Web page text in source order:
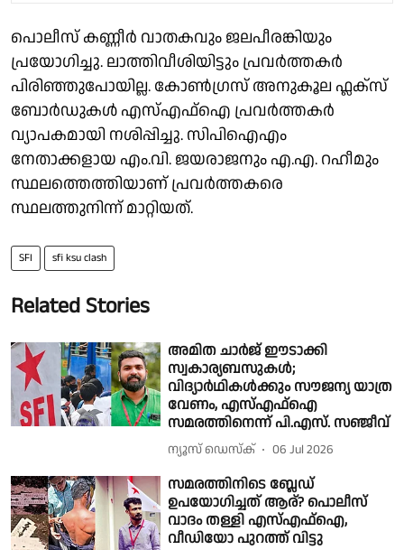
പൊലീസ് കണ്ണീർ വാതകവും ജലപീരങ്കിയും
പ്രയോഗിച്ചു. ലാത്തിവീശിയിട്ടും പ്രവർത്തകർ
പിരിഞ്ഞുപോയില്ല. കോൺഗ്രസ് അനുകൂല ഫ്ലക്സ്
ബോർഡുകൾ എസ്എഫ്ഐ പ്രവർത്തകർ
വ്യാപകമായി നശിപ്പിച്ചു. സിപിഐഎം
നേതാക്കളായ എം.വി. ജയരാജനും എ.എ. റഹീമും
സ്ഥലത്തെത്തിയാണ് പ്രവർത്തകരെ
സ്ഥലത്തുനിന്ന് മാറ്റിയത്.
SFI sfi ksu clash
Related Stories
അമിത ചാർജ് ഈടാക്കി
സ്വകാര്യബസുകൾ;
വിദ്യാർഥികൾക്കും സൗജന്യ യാത്ര
വേണം, എസ്എഫ്ഐ
സമരത്തിനെന്ന് പി.എസ്. സഞ്ജീവ്
ന്യൂസ് ഡെസ്ക് 06 Jul 2026
സമരത്തിനിടെ ബ്ലേഡ്
ഉപയോഗിച്ചത് ആര്? പൊലീസ്
വാദം തള്ളി എസ്എഫ്ഐ,
വീഡിയോ പുറത്ത് വിട്ടു